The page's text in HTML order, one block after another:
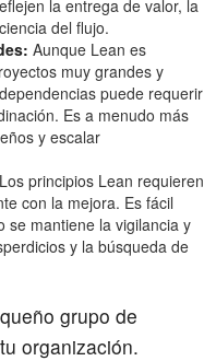
la entrega de valor, la
del flujo.
Aunque Lean es
muy grandes y
puede requerir
Es a menudo más
y escalar
Los principios Lean requieren
con la mejora. Es fácil
se mantiene la vigilancia y
y la búsqueda de
grupo de
organización.